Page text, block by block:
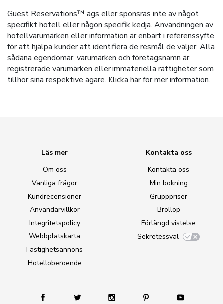
Guest Reservations™ ägs eller sponsras inte av något
specifikt hotell eller någon specifik kedja. Användningen av
hotellvarumärken eller information är enbart i referenssyfte
för att hjälpa kunder att identifiera de resmål de väljer. Alla
sådana egendomar, varumärken och företagsnamn är
registrerade varumärken eller immateriella rättigheter som
tillhör sina respektive ägare. Klicka härför mer information.
Läs mer
Om oss
Vanliga frågor
Kundrecensioner
Användarvillkor
Integritetspolicy
Webbplatskarta
Fastighetsannons
Hotelloberoende
Kontakta oss
Kontakta oss
Min bokning
Grupppriser
Bröllop
Förlängd vistelse
Sekretessval